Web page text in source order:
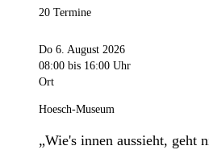
20 Termine
Do 6. August 2026
08:00 bis 16:00 Uhr
Ort
Hoesch-Museum
„Wie's innen aussieht, geht